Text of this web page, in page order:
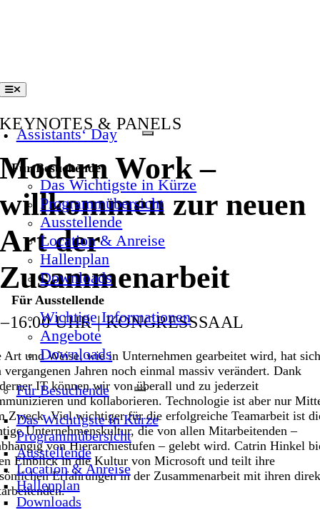
Toggle
Navigation
Assistants‘ Day
Für Besuchende
Das Wichtigste in Kürze
Programmübersicht
Ausstellende
Location & Anreise
Hallenplan
Downloads
Für Ausstellende
Wichtige Informationen
Angebote
Downloads
Für Besuchende
Das Wichtigste in Kürze
Programmübersicht
Ausstellende
Location & Anreise
Hallenplan
Downloads
KEYNOTES & PANELS
Modern Work –
willkommen zur neuen
Art der
Zusammenarbeit
UHR | KONGRESSSAAL
Art und Weise, wie in Unternehmen gearbeitet wird, hat
vergangenen Jahren noch einmal massiv verändert. Dank
IT können wir von überall und zu jederzeit
und kollaborieren. Technologie ist aber nur
Zweck. Viel wichtiger für die erfolgreiche Teamarbeit ist
Unternehmenskultur, die von allen Mitarbeitenden –
von Hierarchiestufen – gelebt wird. Catrin Hinkel
Einblick in die Kultur von Microsoft und teilt ihre
Erfahrungen in der Zusammenarbeit mit ihren